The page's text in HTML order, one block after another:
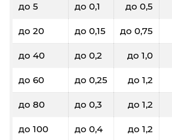
до 5 до 0,1 до 0,5
до 20 до 0,15 до 0,75
до 40 до 0,2 до 1,0
до 60 до 0,25 до 1,2
до 80 до 0,3 до 1,2
до 100 до 0,4 до 1,2